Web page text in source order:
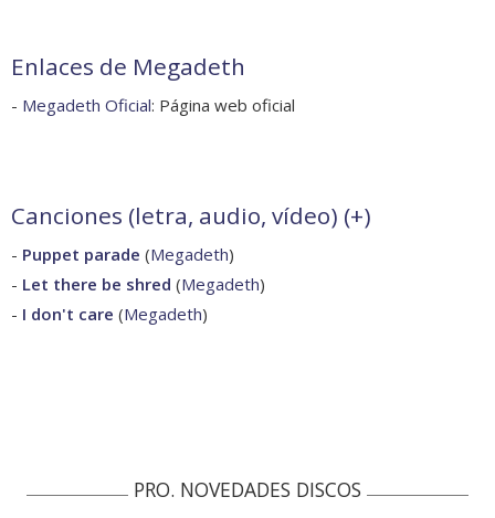
Enlaces de Megadeth
- Megadeth Oficial: Página web oficial
Canciones (letra, audio, vídeo) (+)
- Puppet parade (Megadeth)
- Let there be shred (Megadeth)
- I don't care (Megadeth)
PRO. NOVEDADES DISCOS